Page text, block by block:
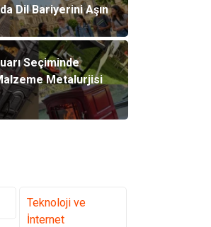
Dil Bariyerini Aşın
Seçiminde
Metalurjisi
Teknoloji ve
İnternet